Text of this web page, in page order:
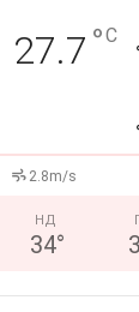
27.7 °C
2.8m/s
НД
34°